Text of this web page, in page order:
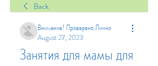
Back
Внимание! Проверено Лично
August 27, 2023
Занятия для мамы для